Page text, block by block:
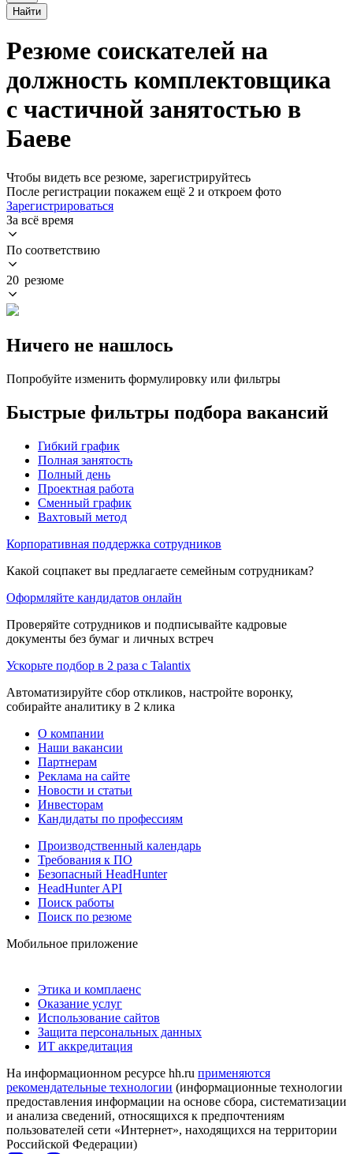
Найти
Резюме соискателей на
должность комплектовщика
с частичной занятостью в
Баеве
Чтобы видеть все резюме, зарегистрируйтесь
После регистрации покажем ещё 2 и откроем фото
Зарегистрироваться
За всё время
По соответствию
20 резюме
Ничего не нашлось
Попробуйте изменить формулировку или фильтры
Быстрые фильтры подбора вакансий
Гибкий график
Полная занятость
Полный день
Проектная работа
Сменный график
Вахтовый метод
Корпоративная поддержка сотрудников
Какой соцпакет вы предлагаете семейным сотрудникам?
Оформляйте кандидатов онлайн
Проверяйте сотрудников и подписывайте кадровые
документы без бумаг и личных встреч
Ускорьте подбор в 2 раза с Talantix
Автоматизируйте сбор откликов, настройте воронку,
собирайте аналитику в 2 клика
О компании
Наши вакансии
Партнерам
Реклама на сайте
Новости и статьи
Инвесторам
Кандидаты по профессиям
Производственный календарь
Требования к ПО
Безопасный HeadHunter
HeadHunter API
Поиск работы
Поиск по резюме
Мобильное приложение
Этика и комплаенс
Оказание услуг
Использование сайтов
Защита персональных данных
ИТ аккредитация
На информационном ресурсе hh.ru применяются
рекомендательные технологии (информационные технологии
предоставления информации на основе сбора, систематизации
и анализа сведений, относящихся к предпочтениям
пользователей сети «Интернет», находящихся на территории
Российской Федерации)